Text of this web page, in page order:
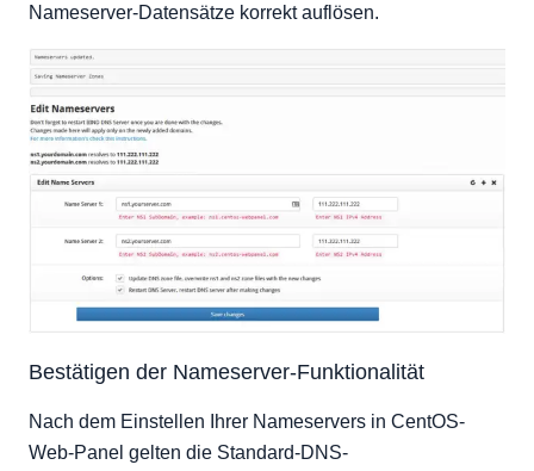
Nameserver-Datensätze korrekt auflösen.
Bestätigen der Nameserver-Funktionalität
Nach dem Einstellen Ihrer Nameservers in CentOS-
Web-Panel gelten die Standard-DNS-